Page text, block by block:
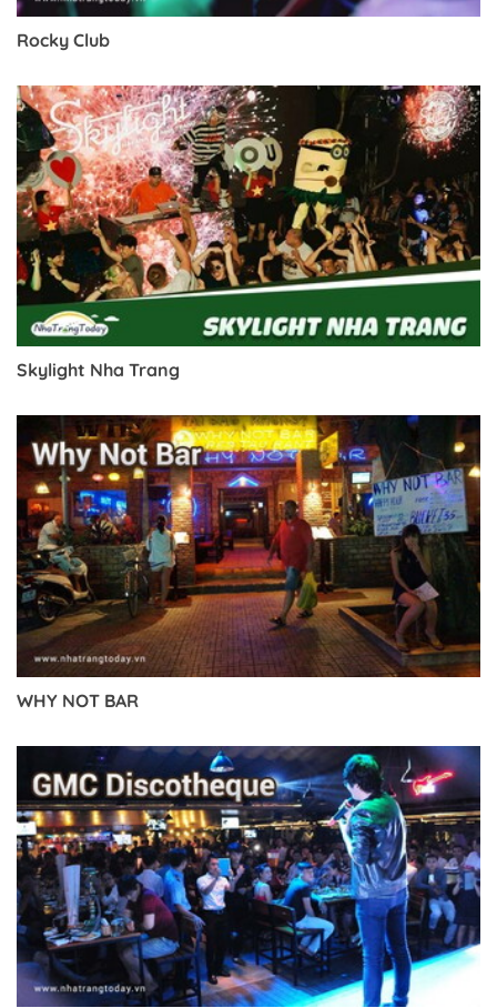
Rocky Club
Skylight Nha Trang
WHY NOT BAR